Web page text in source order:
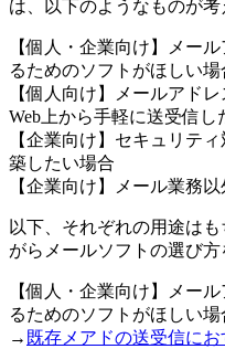
は、以下のようなものが考
【個人・企業向け】メー
るためのソフトがほしい場
【個人向け】メールアド
Web上から手軽に送受信し
【企業向け】セキュリテ
築したい場合
【企業向け】メール業務
以下、それぞれの用途は
がらメールソフトの選び方
【個人・企業向け】メー
るためのソフトがほしい場
→ 既存メアドの送受信に